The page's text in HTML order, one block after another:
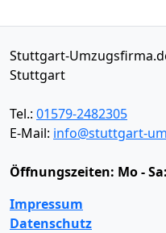
Stuttgart-
Stuttgart
Tel.: 01579-2482305
E-Mail: info@stuttgart-
Öffnungszeiten: Mo -
Impressum
Datenschutz